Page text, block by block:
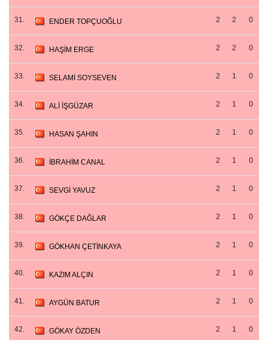
31. ENDER TOPÇUOĞLU 2 2 0
32. HAŞİM ERGE 2 2 0
33. SELAMİ SOYSEVEN 2 1 0
34. ALİ İŞGÜZAR 2 1 0
35. HASAN ŞAHIN 2 1 0
36. İBRAHİM CANAL 2 1 0
37. SEVGİ YAVUZ 2 1 0
38. GÖKÇE DAĞLAR 2 1 0
39. GÖKHAN ÇETİNKAYA 2 1 0
40. KAZIM ALÇIN 2 1 0
41. AYGÜN BATUR 2 1 0
42. GÖKAY ÖZDEN 2 1 0